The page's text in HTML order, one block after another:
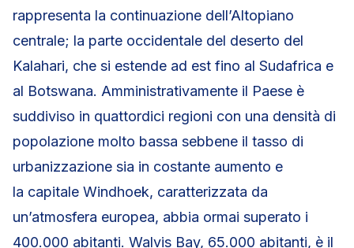
rappresenta la continuazione dell’Altopiano
centrale; la parte occidentale del deserto del
Kalahari, che si estende ad est fino al Sudafrica e
al Botswana. Amministrativamente il Paese è
suddiviso in quattordici regioni con una densità di
popolazione molto bassa sebbene il tasso di
urbanizzazione sia in costante aumento e
la capitale Windhoek, caratterizzata da
un’atmosfera europea, abbia ormai superato i
400.000 abitanti. Walvis Bay, 65.000 abitanti, è il